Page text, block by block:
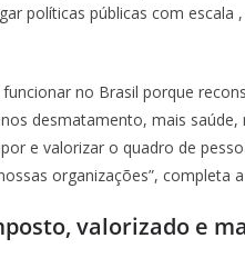
políticas públicas com escala ,
no Brasil porque
desmatamento, mais
e valorizar o quadro de
organizações”, completa
, valorizado e